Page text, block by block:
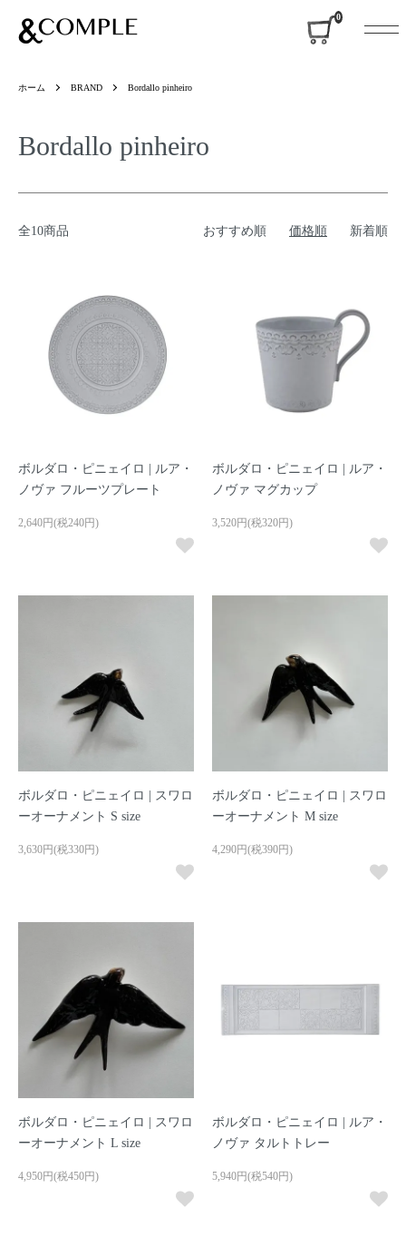
0
ホーム BRAND Bordallo pinheiro
Bordallo pinheiro
全10商品 おすすめ順 価格順 新着順
ボルダロ・ピニェイロ | ルア・
ノヴァ フルーツプレート
2,640円(税240円)
ボルダロ・ピニェイロ | ルア・
ノヴァ マグカップ
3,520円(税320円)
ボルダロ・ピニェイロ | スワロ
ーオーナメント S size
3,630円(税330円)
ボルダロ・ピニェイロ | スワロ
ーオーナメント M size
4,290円(税390円)
ボルダロ・ピニェイロ | スワロ
ーオーナメント L size
4,950円(税450円)
ボルダロ・ピニェイロ | ルア・
ノヴァ タルトトレー
5,940円(税540円)